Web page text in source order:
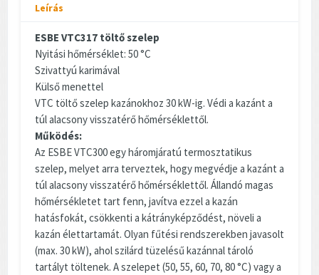
Leírás
ESBE VTC317 töltő szelep
Nyitási hőmérséklet: 50 °C
Szivattyú karimával
Külső menettel
VTC töltő szelep kazánokhoz 30 kW-ig. Védi a kazánt a
túl alacsony visszatérő hőmérséklettől.
Működés:
Az ESBE VTC300 egy háromjáratú termosztatikus
szelep, melyet arra terveztek, hogy megvédje a kazánt a
túl alacsony visszatérő hőmérséklettől. Állandó magas
hőmérsékletet tart fenn, javítva ezzel a kazán
hatásfokát, csökkenti a kátrányképződést, növeli a
kazán élettartamát. Olyan fűtési rendszerekben javasolt
(max. 30 kW), ahol szilárd tüzelésű kazánnal tároló
tartályt töltenek. A szelepet (50, 55, 60, 70, 80 °C) vagy a